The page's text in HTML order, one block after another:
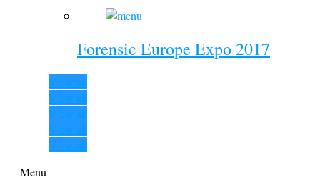
Forensic Europe Expo 2017
View all
View all
View all
View all
View all
Menu